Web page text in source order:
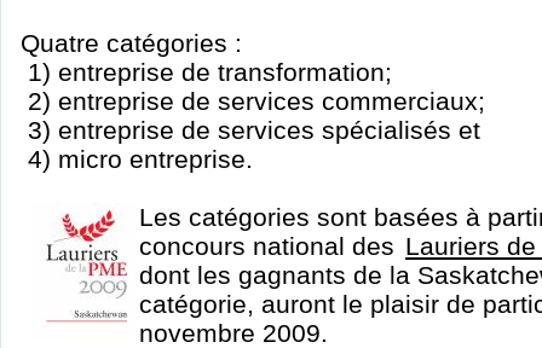
Quatre catégories :
1) entreprise de transformation;
2) entreprise de services commerciaux;
3) entreprise de services spécialisés et
4) micro entreprise.
Les catégories sont basées à
concours national des Lauriers
dont les gagnants de la
catégorie, auront le plaisir de
novembre 2009.